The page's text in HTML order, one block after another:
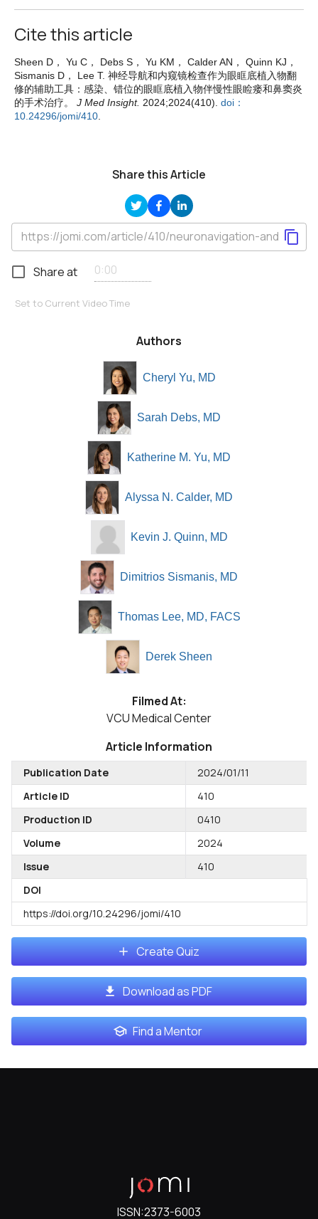
Cite this article
Sheen D， Yu C， Debs S， Yu KM， Calder AN， Quinn KJ，
Sismanis D， Lee T. 神经导航和内窥镜检查作为眼眶底植入物翻
修的辅助工具：感染、错位的眼眶底植入物伴慢性眼睑瘘和鼻窦炎
的手术治疗。 J Med Insight. 2024;2024(410). doi：
10.24296/jomi/410
Share this Article
Share at
Set to Current Video Time
Authors
Cheryl Yu, MD
Sarah Debs, MD
Katherine M. Yu, MD
Alyssa N. Calder, MD
Kevin J. Quinn, MD
Dimitrios Sismanis, MD
Thomas Lee, MD, FACS
Derek Sheen
Filmed At:
VCU Medical Center
Article Information
Publication Date
2024/01/11
Article ID
410
Production ID
0410
Volume
2024
Issue
410
DOI
https://doi.org/10.24296/jomi/410
Create Quiz
Download as PDF
Find a Mentor
ISSN:2373-6003